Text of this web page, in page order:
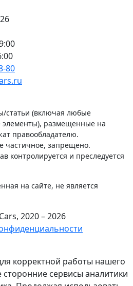
80
статьи (включая любые
элементы), размещенные на
правообладателю.
частичное, запрещено.
контролируется и преследуется
на сайте, не является
2020 – 2026
корректной работы нашего
сторонние сервисы аналитики